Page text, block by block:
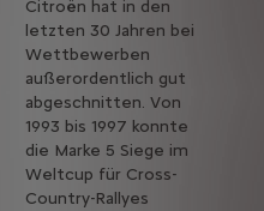
Citroën hat in den
letzten 30 Jahren bei
Wettbewerben
außerordentlich gut
abgeschnitten. Von
1993 bis 1997 konnte
die Marke 5 Siege im
Weltcup für Cross-
Country-Rallyes